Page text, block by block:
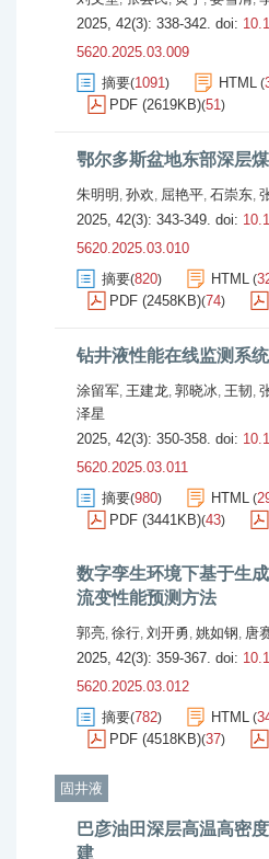
2025, 42(3): 338-342. doi:
5620.2025.03.009
摘要(1091) HTML (
PDF (2619KB)(51)
鄂尔多斯盆地东部深层
朱明明 , 孙欢, 屈艳平, 石崇东,
2025, 42(3): 343-349. doi:
5620.2025.03.010
摘要(820) HTML (
PDF (2458KB)(74)
钻井液性能在线监测系
涂留军, 王建龙, 郭晓冰, 王韧,
泽星
2025, 42(3): 350-358. doi:
5620.2025.03.011
摘要(980) HTML (
PDF (3441KB)(43)
数字孪生环境下基于生
流变性能预测方法
郭亮, 徐行, 刘开勇, 姚如钢, 唐
2025, 42(3): 359-367. doi:
5620.2025.03.012
摘要(782) HTML (
PDF (4518KB)(37)
固井液
巴彦油田深层高温高密
建